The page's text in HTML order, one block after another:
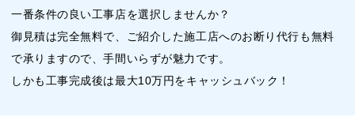
一番条件の良い工事店を選択しませんか？
御見積は完全無料で、ご紹介した施工店へのお断り代行も無料
で承りますので、手間いらずが魅力です。
しかも工事完成後は最大10万円をキャッシュバック！